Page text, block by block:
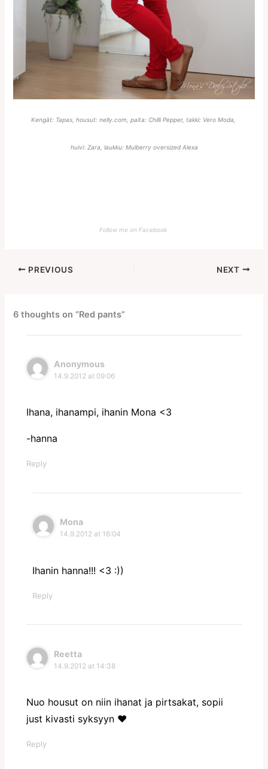
Kengät: Tapas, housut: nelly.com, paita: Chilli Pepper, takki: Vero Moda,
huivi: Zara, laukku: Mulberry oversized Alexa
Follow me on Facebook
PREVIOUS NEXT
6 thoughts on “Red pants”
Anonymous
14.9.2012 at 09:06
Ihana, ihanampi, ihanin Mona <3
-hanna
Reply
Mona
14.9.2012 at 16:04
Ihanin hanna!!! <3 :))
Reply
Reetta
14.9.2012 at 14:38
Nuo housut on niin ihanat ja pirtsakat, sopii
just kivasti syksyyn ♥
Reply